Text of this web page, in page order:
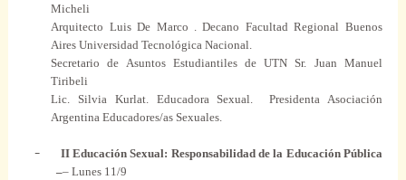
Micheli
Arquitecto Luis De Marco .Decano FacultadRegional Buenos
Aires UniversidadTecnológica Nacional.
Secretario de Asuntos Estudiantiles de UTN Sr. Juan Manuel
Tiribeli
Lic. Silvia Kurlat. Educadora Sexual.
Presidenta Asociación
ArgentinaEducadores/as Sexuales.
– II EducaciónSexual: Responsabilidad de la Educación Pública
–– Lunes 11/9